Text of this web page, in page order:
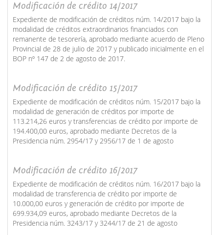
Modificación de crédito 14/2017
Expediente de modificación de créditos núm. 14/2017 bajo la
modalidad de créditos extraordinarios financiados con
remanente de tesorería, aprobado mediante acuerdo de Pleno
Provincial de 28 de julio de 2017 y publicado inicialmente en el
BOP nº 147 de 2 de agosto de 2017.
Modificación de crédito 15/2017
Expediente de modificación de créditos núm. 15/2017 bajo la
modalidad de generación de créditos por importe de
113.214,26 euros y transferencias de crédito por importe de
194.400,00 euros, aprobado mediante Decretos de la
Presidencia núm. 2954/17 y 2956/17 de 1 de agosto
Modificación de crédito 16/2017
Expediente de modificación de créditos núm. 16/2017 bajo la
modalidad de transferencia de crédito por importe de
10.000,00 euros y generación de crédito por importe de
699.934,09 euros, aprobado mediante Decretos de la
Presidencia núm. 3243/17 y 3244/17 de 21 de agosto